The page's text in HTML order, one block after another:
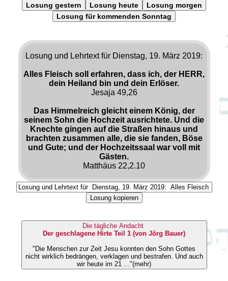
Losung gestern Losung heute
Losung morgen
Losung für kommenden Sonntag
Losung und Lehrtext für Dienstag, 19. März 2019:
Alles Fleisch soll erfahren, dass ich, der HERR,
dein Heiland bin und dein Erlöser.
Jesaja 49,26
Das Himmelreich gleicht einem König, der
seinem Sohn die Hochzeit ausrichtete. Und die
Knechte gingen auf die Straßen hinaus und
brachten zusammen alle, die sie fanden, Böse
und Gute; und der Hochzeitssaal war voll mit
Gästen.
Matthäus 22,2.10
Losung kopieren
Die tägliche Andacht
Der geschlagene Hirte Teil 1 (von Jörg Bauer)
"Die Menschen zur Zeit Jesu konnten den Sohn Gottes
nicht wirklich bedrängen, verklagen und bestrafen. Und auch
wir heute im 21 ..."(mehr)